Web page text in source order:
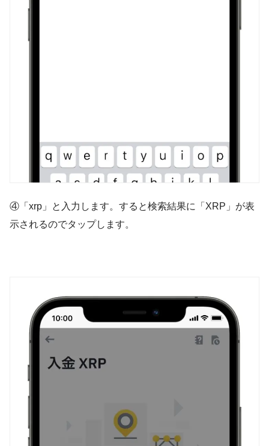
④「xrp」と入力します。すると検索結果に「XRP」が表
示されるのでタップします。